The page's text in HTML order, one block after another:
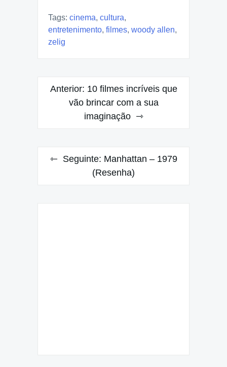
Tags: cinema, cultura,
entretenimento, filmes, woody allen,
zelig
Navegação
Anterior: 10 filmes incríveis que
vão brincar com a sua
imaginação
Seguinte: Manhattan – 1979
(Resenha)